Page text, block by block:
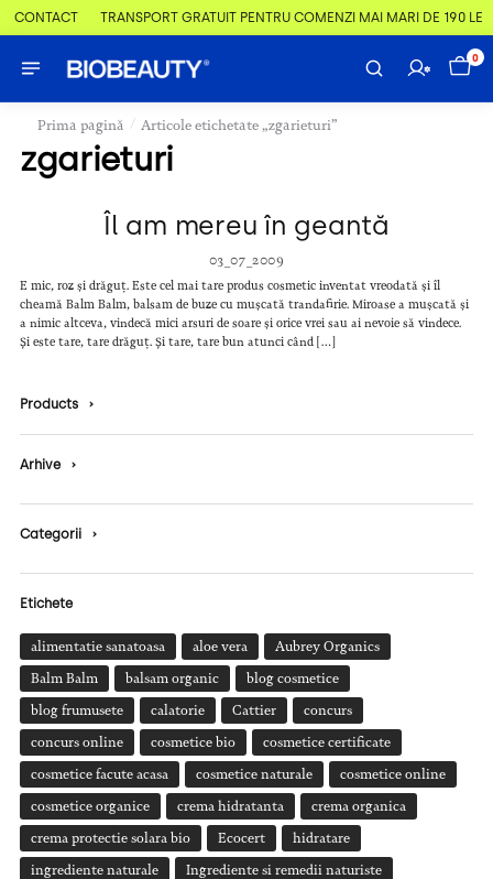
CONTACT TRANSPORT GRATUIT PENTRU COMENZI MAI MARI DE 190 LEI
0
Prima pagină / Articole etichetate „zgarieturi”
zgarieturi
Îl am mereu în geantă
03_07_2009
E mic, roz și drăguț. Este cel mai tare produs cosmetic inventat vreodată și îl
cheamă Balm Balm, balsam de buze cu mușcată trandafirie. Miroase a mușcată și
a nimic altceva, vindecă mici arsuri de soare și orice vrei sau ai nevoie să vindece.
Și este tare, tare drăguț. Și tare, tare bun atunci când […]
Products ›
Arhive ›
Categorii ›
Etichete
alimentatie sanatoasa aloe vera Aubrey Organics
Balm Balm balsam organic blog cosmetice
blog frumusete calatorie Cattier concurs
concurs online cosmetice bio cosmetice certificate
cosmetice facute acasa cosmetice naturale cosmetice online
cosmetice organice crema hidratanta crema organica
crema protectie solara bio Ecocert hidratare
ingrediente naturale Ingrediente si remedii naturiste